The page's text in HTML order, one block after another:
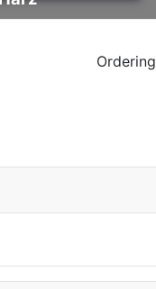
Ordering